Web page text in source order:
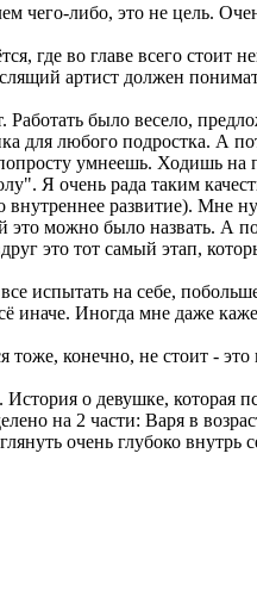
чего-либо, это не цель.
где во главе всего стоит
артист должен
Работать было весело,
для любого подростка. А
умнеешь. Ходишь на
Я очень рада таким
внутреннее развитие). Мне
это можно было назвать. А
это тот самый этап,
испытать на себе,
иначе. Иногда мне даже
тоже, конечно, не стоит -
о девушке, которая
на 2 части: Варя в
очень глубоко внутрь